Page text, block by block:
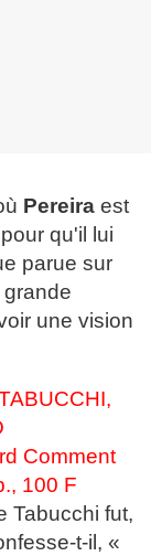
Pereira est
qu'il lui
parue sur
grande
une vision
Comment
100 F
Tabucchi fut,
t-il, «